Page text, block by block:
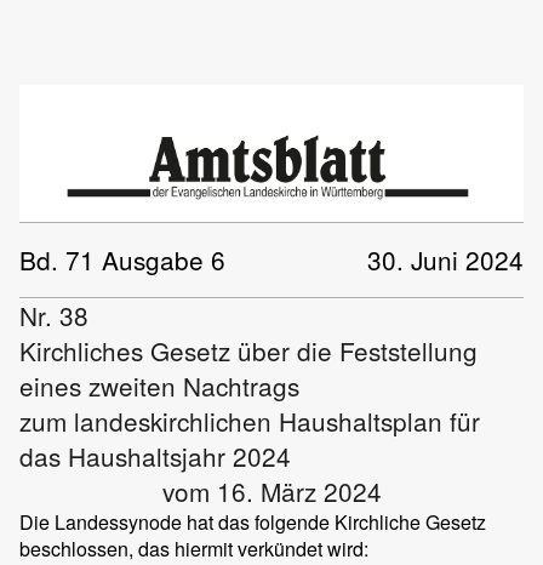
Bd. 71 Ausgabe 6
30. Juni 2024
Nr. 38
Kirchliches Gesetz über die Feststellung
eines zweiten Nachtrags
zum landeskirchlichen Haushaltsplan für
das Haushaltsjahr 2024
vom 16. März 2024
Die Landessynode hat das folgende Kirchliche Gesetz
beschlossen, das hiermit verkündet wird: